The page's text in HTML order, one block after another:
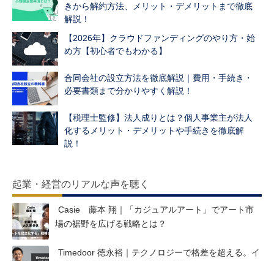
きから解約方法、メリット・デメリットまで徹底
解説！
【2026年】クラウドファンディングのやり方・始
め方【初心者でもわかる】
合同会社の設立方法を徹底解説｜費用・手続き・
必要書類まで分かりやすく解説！
【税理士監修】法人成りとは？個人事業主が法人
化するメリット・デメリットや手続きを徹底解
説！
起業・経営のリアルな声を聴く
Casie 藤本 翔｜「カジュアルアート」でアート市
場の裾野を広げる戦略とは？
Timedoor 徳永裕｜テクノロジーで格差を超える。イ